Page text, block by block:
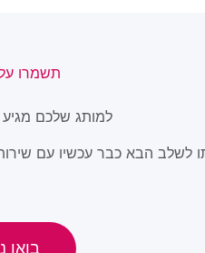
תשמרו
למותג שלכם
לשלב הבא כבר עכשיו עם
בואו